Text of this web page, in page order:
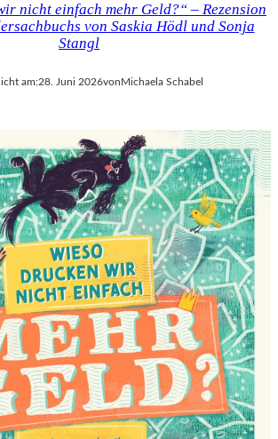
nicht einfach mehr Geld?“ – Rezension
von Saskia Hödl und Sonja
Stangl
am:28. Juni 2026von Michaela Schabel